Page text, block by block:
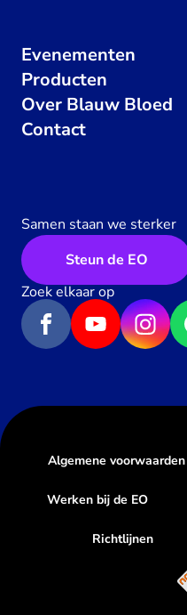
Evenementen
Producten
Over Blauw Bloed
Contact
Samen staan we sterker
Steun de EO
Zoek elkaar op
Algemene voorwaarden
Werken bij de EO
Richtlijnen